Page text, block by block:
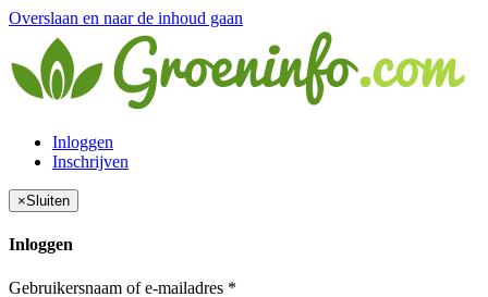
Overslaan en naar de inhoud gaan
Inloggen
Inschrijven
×Sluiten
Inloggen
Gebruikersnaam of e-mailadres *